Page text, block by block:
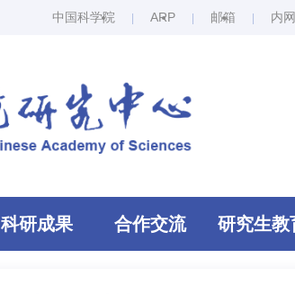
中国科学院 ARP 邮箱 内
科研成果 合作交流 研究生教